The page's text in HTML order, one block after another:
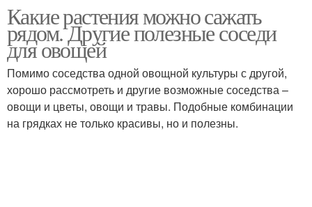
Какие растения можно сажать
рядом. Другие полезные соседи
для овощей
Помимо соседства одной овощной культуры с другой,
хорошо рассмотреть и другие возможные соседства –
овощи и цветы, овощи и травы. Подобные комбинации
на грядках не только красивы, но и полезны.